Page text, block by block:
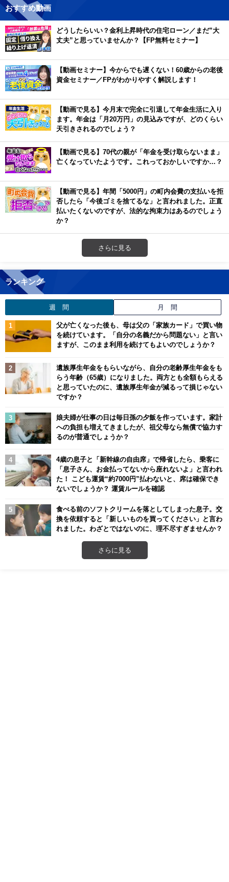
おすすめ動画
どうしたらいい？金利上昇時代の住宅ローン／まだ”大
丈夫”と思っていませんか？【FP無料セミナー】
【動画セミナー】今からでも遅くない！60歳からの老後
資金セミナー／FPがわかりやすく解説します！
【動画で見る】今月末で完全に引退して年金生活に入り
ます。年金は「月20万円」の見込みですが、どのくらい
天引きされるのでしょう？
【動画で見る】70代の親が「年金を受け取らないまま」
亡くなっていたようです。これっておかしいですか…？
【動画で見る】年間「5000円」の町内会費の支払いを拒
否したら「今後ゴミを捨てるな」と言われました。正直
払いたくないのですが、法的な拘束力はあるのでしょう
か？
さらに見る
ランキング
週 間 月 間
父が亡くなった後も、母は父の「家族カード」で買い物
を続けています。「自分の名義だから問題ない」と言い
ますが、このまま利用を続けてもよいのでしょうか？
遺族厚生年金をもらいながら、自分の老齢厚生年金をも
らう年齢（65歳）になりました。両方とも全額もらえる
と思っていたのに、遺族厚生年金が減るって損じゃない
ですか？
娘夫婦が仕事の日は毎日孫の夕飯を作っています。家計
への負担も増えてきましたが、祖父母なら無償で協力す
るのが普通でしょうか？
4歳の息子と「新幹線の自由席」で帰省したら、乗客に
「息子さん、お金払ってないから座れないよ」と言われ
た！ こども運賃“約7000円”払わないと、席は確保でき
ないでしょうか？ 運賃ルールを確認
食べる前のソフトクリームを落としてしまった息子。交
換を依頼すると「新しいものを買ってください」と言わ
れました。わざとではないのに、理不尽すぎませんか？
さらに見る